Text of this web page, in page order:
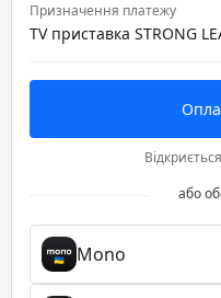
Призначення платежу
TV приставка STRONG
або
Mono